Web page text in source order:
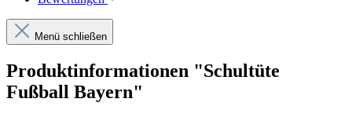
Menü schließen
Produktinformationen "Schultüte
Fußball Bayern"